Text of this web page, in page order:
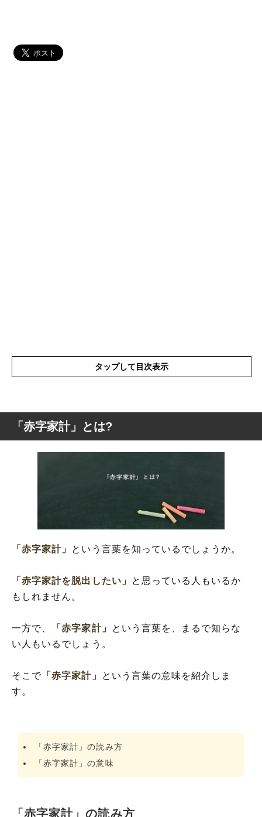
タップして目次表示
「赤字家計」とは?
「赤字家計」とは?
「赤字家計」 という言葉を知っているでしょうか。
「赤字家計を脱出したい」
と思っている人もいるか
もしれません。
一方で、 「赤字家計」
という言葉を、まるで知らな
い人もいるでしょう。
そこで 「赤字家計」
という言葉の意味を紹介しま
す。
「赤字家計」の読み方
「赤字家計」の意味
「赤字家計」の読み方